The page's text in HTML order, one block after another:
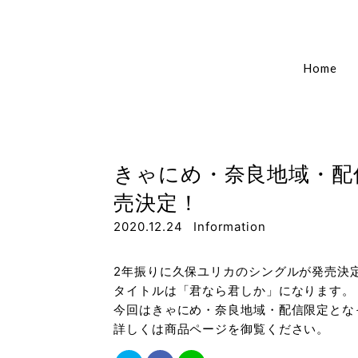
Home
きゃにめ・奈良地域・
売決定！
2020.12.24 Information
2年振りに久保ユリカのシングルが発売決
タイトルは「君なら君しか」になります。
今回はきゃにめ・奈良地域・配信限定と
詳しくは商品ページを御覧ください。